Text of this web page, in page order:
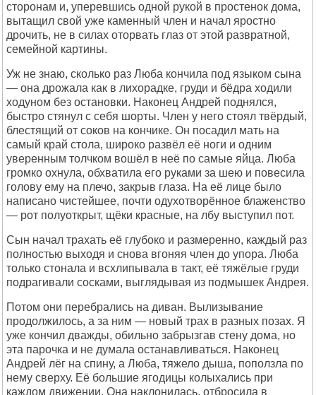
сторонам и, уперевшись одной рукой в простенок дома,
вытащил свой уже каменный член и начал яростно
дрочить, не в силах оторвать глаз от этой развратной,
семейной картины.
Уж не знаю, сколько раз Люба кончила под языком сына
— она дрожала как в лихорадке, груди и бёдра ходили
ходуном без остановки. Наконец Андрей поднялся,
быстро стянул с себя шорты. Член у него стоял твёрдый,
блестящий от соков на кончике. Он посадил мать на
самый край стола, широко развёл её ноги и одним
уверенным толчком вошёл в неё по самые яйца. Люба
громко охнула, обхватила его руками за шею и повесила
голову ему на плечо, закрыв глаза. На её лице было
написано чистейшее, почти одухотворённое блаженство
— рот полуоткрыт, щёки красные, на лбу выступил пот.
Сын начал трахать её глубоко и размеренно, каждый раз
полностью выходя и снова вгоняя член до упора. Люба
только стонала и всхлипывала в такт, её тяжёлые груди
подрагивали сосками, выглядывая из подмышек Андрея.
Потом они перебрались на диван. Вылизывание
продолжилось, а за ним — новый трах в разных позах. Я
уже кончил дважды, обильно забрызгав стену дома, но
эта парочка и не думала останавливаться. Наконец
Андрей лёг на спину, а Люба, тяжело дыша, поползла по
нему сверху. Её большие ягодицы колыхались при
каждом движении. Она наклонилась, отбросила в